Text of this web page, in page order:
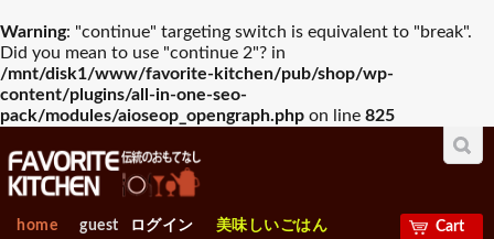
Warning: "continue" targeting switch is equivalent to "break".
Did you mean to use "continue 2"? in
/mnt/disk1/www/favorite-kitchen/pub/shop/wp-
content/plugins/all-in-one-seo-
pack/modules/aioseop_opengraph.php on line 825
home guest ログイン
美味しいごはん
Cart
VETRI DELLE VENEZIE
Chelf＆Sommelier Libbey
Bormioli Luigi
賀寿祝おすすめギフト
お見舞いおすすめギフト 新築内祝おすすめギフト
出産【内祝い】おすすめギ
容器類
フライパン・鍋人
気ランキング
気ランニング
製菓・ベ-カリ-用品
ミキサー＆ジューサー
炊飯器・ジャー
電子レンジ・オーブン